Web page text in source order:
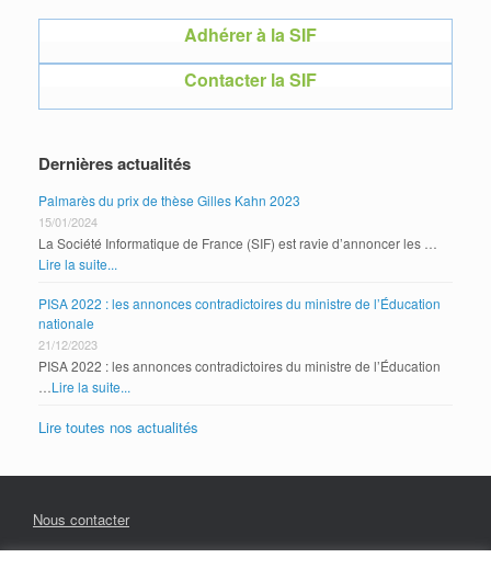
Adhérer à la SIF
Adhérer à la SIF
Contacter la SIF
Dernières actualités
Palmarès du prix de thèse Gilles Kahn 2023
15/01/2024
La Société Informatique de France (SIF) est ravie d’annoncer les …
Lire la suite...
PISA 2022 : les annonces contradictoires du ministre de l’Éducation
nationale
21/12/2023
PISA 2022 : les annonces contradictoires du ministre de l’Éducation
…Lire la suite...
Lire toutes nos actualités
Nous contacter